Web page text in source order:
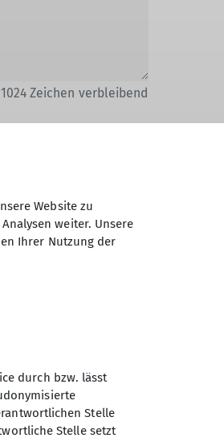
1024Zeichen verbleibend
und zum
wiederrufen kann.
des
Website zu
weiter. Unsere
Ihrer Nutzung der
durch bzw. lässt
Stelle
Stelle setzt